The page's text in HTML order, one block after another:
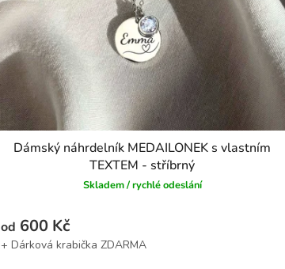
Dámský náhrdelník MEDAILONEK s vlastním
TEXTEM - stříbrný
Skladem / rychlé odeslání
od 600 Kč